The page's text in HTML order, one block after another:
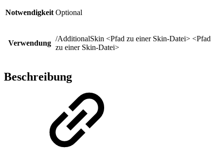
Notwendigkeit Optional
Verwendung
/AdditionalSkin <Pfad zu einer Skin-Datei> <Pfad
zu einer Skin-Datei>
Beschreibung